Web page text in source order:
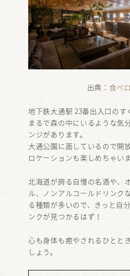
出典： 食べ
地下鉄大通駅 23番出入口のす
まるで森の中にいるような気
ンジがあります。
大通公園に面しているので開
ロケーションも楽しめちゃいま
北海道が誇る自慢の名酒や、
ル、ノンアルコールドリンク
る種類が多いので、きっと自
ンクが見つかるはず！
心も身体も癒やされるひとと
しょう。